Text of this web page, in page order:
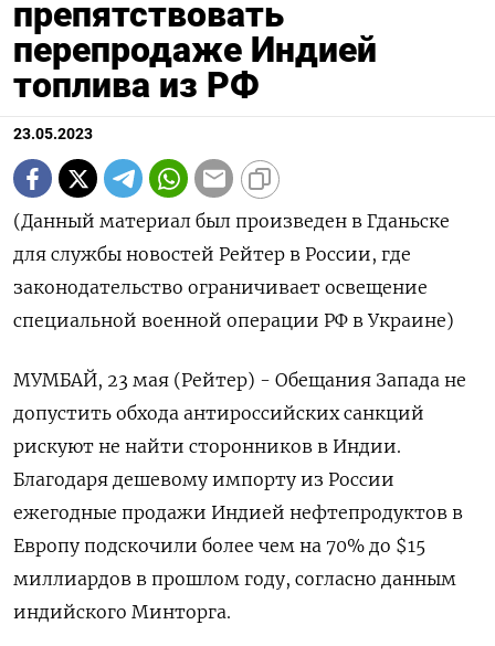
препятствовать
перепродаже Индией
топлива из РФ
23.05.2023
(Данный материал был произведен в Гданьске
для службы новостей Рейтер в России, где
законодательство ограничивает освещение
специальной военной операции РФ в Украине)
МУМБАЙ, 23 мая (Рейтер) - Обещания Запада не
допустить обхода антироссийских санкций
рискуют не найти сторонников в Индии.
Благодаря дешевому импорту из России
ежегодные продажи Индией нефтепродуктов в
Европу подскочили более чем на 70% до $15
миллиардов в прошлом году, согласно данным
индийского Минторга.